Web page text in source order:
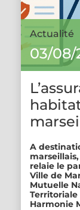
Actualité
03/08/
A
relaie le
Ville de
Mutuelle
Territoriale
Harmonie